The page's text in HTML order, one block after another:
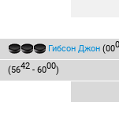
Гибсон Джон (00
(5642 - 6000)